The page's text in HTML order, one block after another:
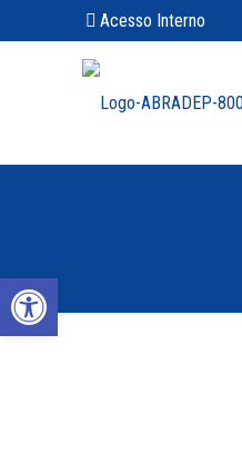
Acesso Interno
Abrir a barra de